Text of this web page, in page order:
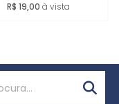
R$ 19,00 à vista